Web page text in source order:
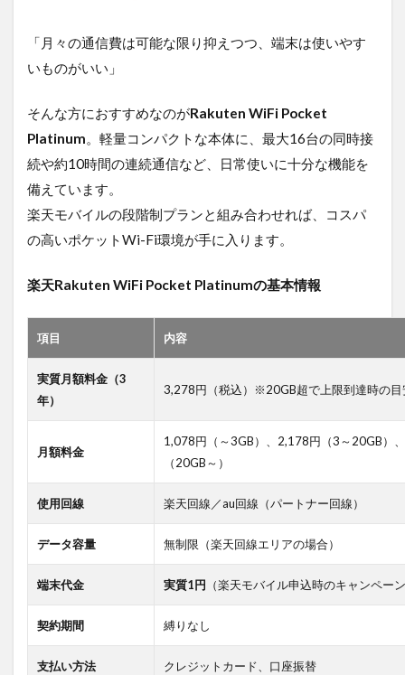
「月々の通信費は可能な限り抑えつつ、端末は使いやす
いものがいい」
そんな方におすすめなのがRakuten WiFi Pocket
Platinum。軽量コンパクトな本体に、最大16台の同時接
続や約10時間の連続通信など、日常使いに十分な機能を
備えています。
楽天モバイルの段階制プランと組み合わせれば、コスパ
の高いポケットWi-Fi環境が手に入ります。
楽天Rakuten WiFi Pocket Platinumの基本情報
項目 内容
実質月額料金（3
年）
3,278円（税込）※20GB超で上限到達時の目
月額料金
1,078円（～3GB）、2,178円（3～20GB）
（20GB～）
使用回線 楽天回線／au回線（パートナー回線）
データ容量 無制限（楽天回線エリアの場合）
端末代金 実質1円 （楽天モバイル申込時のキャンペー
契約期間 縛りなし
支払い方法 クレジットカード、口座振替